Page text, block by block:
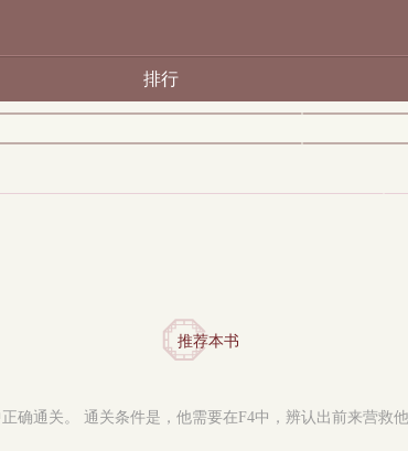
排行
推荐本书
确通关。 通关条件是，他需要在F4中，辨认出前来营救